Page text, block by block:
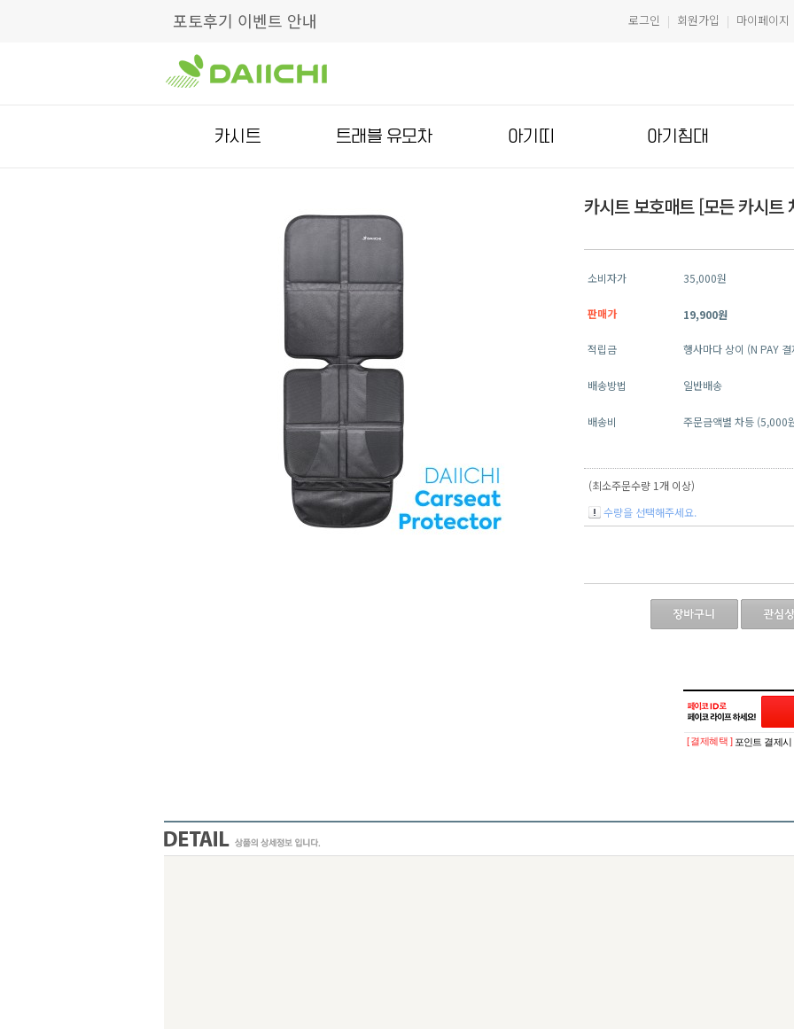
포토후기 이벤트 안내 로그인 | 회원가입 | 마이페이지
카시트 트래블 유모차 아기띠 아기침대
카시트 보호매트 [모든 카시트
소비자가 35,000원
판매가 19,900원
적립금 행사마다 상이 (N PAY
배송방법 일반배송
배송비 주문금액별 차등 (5,000
(최소주문수량 1개 이상)
수량을 선택해주세요.
[ 결제혜택 ] 포인트 결제시